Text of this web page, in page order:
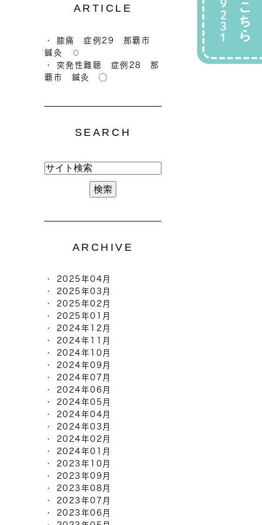
ARTICLE
膝痛 症例29 那覇市
鍼灸 ⚪︎
突発性難聴 症例28 那
覇市 鍼灸 ◯
SEARCH
ARCHIVE
2025年04月
2025年03月
2025年02月
2025年01月
2024年12月
2024年11月
2024年10月
2024年09月
2024年07月
2024年06月
2024年05月
2024年04月
2024年03月
2024年02月
2024年01月
2023年10月
2023年09月
2023年08月
2023年07月
2023年06月